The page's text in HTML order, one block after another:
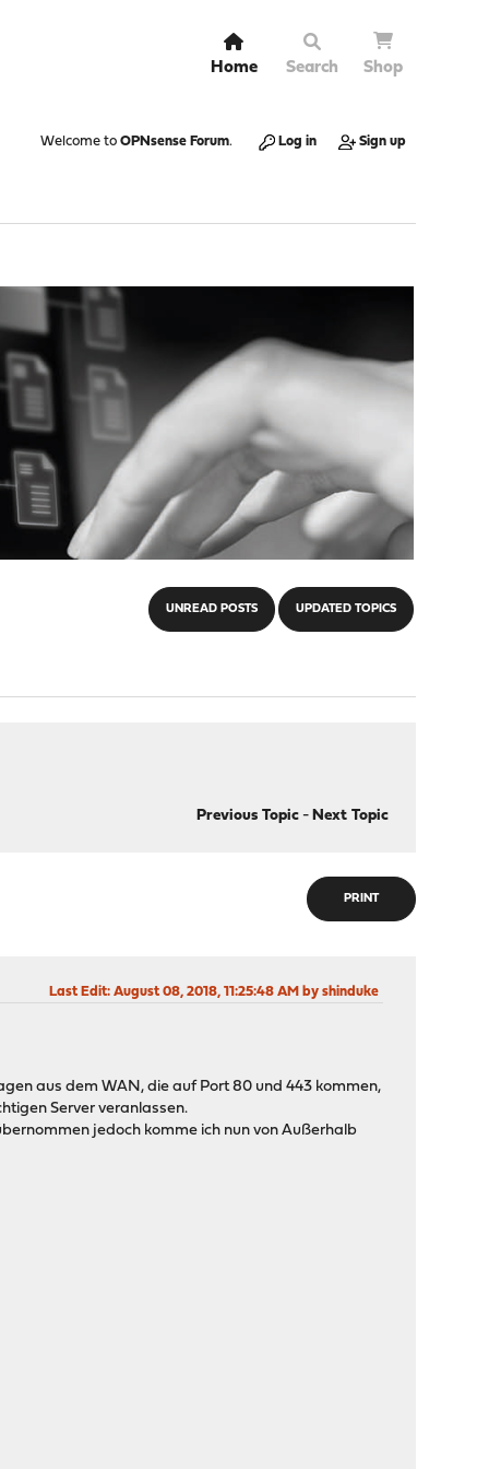
Home Search Shop
Welcome to OPNsense Forum. Log in Sign up
UNREAD POSTS UPDATED TOPICS
Previous Topic- Next Topic
PRINT
Last Edit: August 08, 2018, 11:25:48 AM by shinduke
aus dem WAN, die auf Port 80 und 443 kommen,
Server veranlassen.
jedoch komme ich nun von Außerhalb